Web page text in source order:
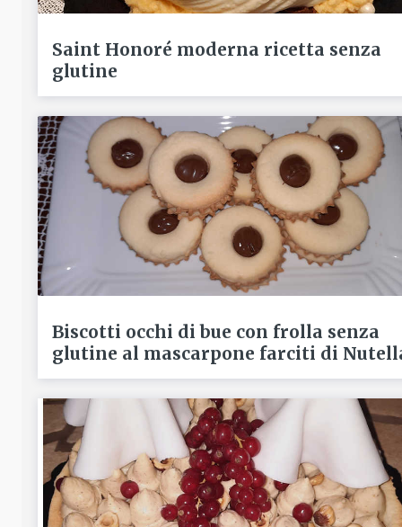
Saint Honoré moderna ricetta senza
glutine
Biscotti occhi di bue con frolla senza
glutine al mascarpone farciti di